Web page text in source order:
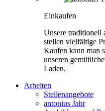
Einkaufen
Unsere traditionell
stellen vielfältige
Kaufen kann man
unseren
Laden.
Arbeiten
Stellenangebote
antonius Jahr